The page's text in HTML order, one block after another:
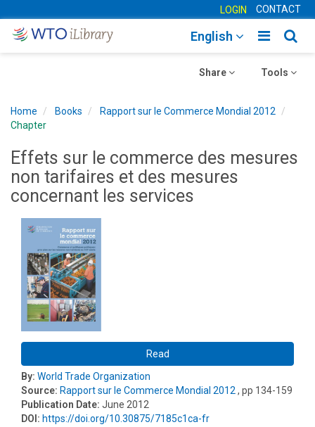
LOGIN CONTACT
Toggle
English
Toggle
Tools
Toggle
Share
Home Books
Rapport sur le Commerce Mondial 2012
Chapter
Effets sur le commerce des mesures
non tarifaires et des mesures
concernant les services
Read
By: World Trade Organization
Source: Rapport sur le Commerce Mondial 2012, pp 134-159
Publication Date: June 2012
DOI: https://doi.org/10.30875/7185c1ca-fr